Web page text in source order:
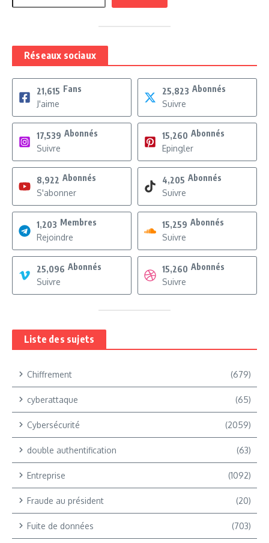
Réseaux sociaux
21,615 Fans
J'aime
25,823 Abonnés
Suivre
17,539 Abonnés
Suivre
15,260 Abonnés
Epingler
8,922 Abonnés
S'abonner
4,205 Abonnés
Suivre
1,203 Membres
Rejoindre
15,259 Abonnés
Suivre
25,096 Abonnés
Suivre
15,260 Abonnés
Suivre
Liste des sujets
Chiffrement (679)
cyberattaque (65)
Cybersécurité (2059)
double authentification (63)
Entreprise (1092)
Fraude au président (20)
Fuite de données (703)